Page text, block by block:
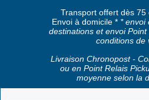
Transport offert dès 75
Envoi à domicile * * envoi
destinations et envoi
conditions de
Livraison Chronopost -
ou en Point Relais
moyenne selon la